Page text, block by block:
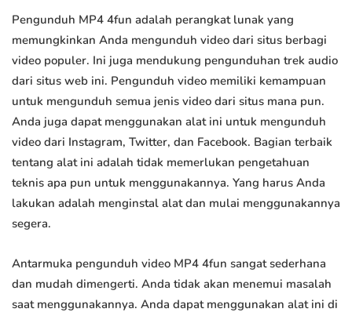
Pengunduh MP4 4fun adalah perangkat lunak yang
memungkinkan Anda mengunduh video dari situs berbagi
video populer. Ini juga mendukung pengunduhan trek audio
dari situs web ini. Pengunduh video memiliki kemampuan
untuk mengunduh semua jenis video dari situs mana pun.
Anda juga dapat menggunakan alat ini untuk mengunduh
video dari Instagram, Twitter, dan Facebook. Bagian terbaik
tentang alat ini adalah tidak memerlukan pengetahuan
teknis apa pun untuk menggunakannya. Yang harus Anda
lakukan adalah menginstal alat dan mulai menggunakannya
segera.
Antarmuka pengunduh video MP4 4fun sangat sederhana
dan mudah dimengerti. Anda tidak akan menemui masalah
saat menggunakannya. Anda dapat menggunakan alat ini di